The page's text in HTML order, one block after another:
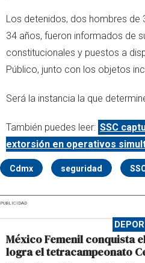
Los detenidos, dos hombres de
34 años, fueron informados de
constitucionales y puestos a
Público, junto con los objetos
Será la instancia la que
También puedes leer: SSC
extorsión en operativos
Cdmx seguridad
PUBLICIDAD
México Femenil conquista
logra el tetracampeonato